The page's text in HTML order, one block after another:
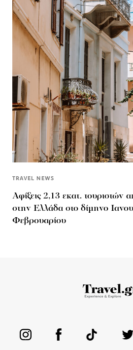
TRAVEL NEWS
Αφίξεις 2,13 εκατ. τουριστών
στην Ελλάδα στο δίμηνο
Φεβρουαρίου